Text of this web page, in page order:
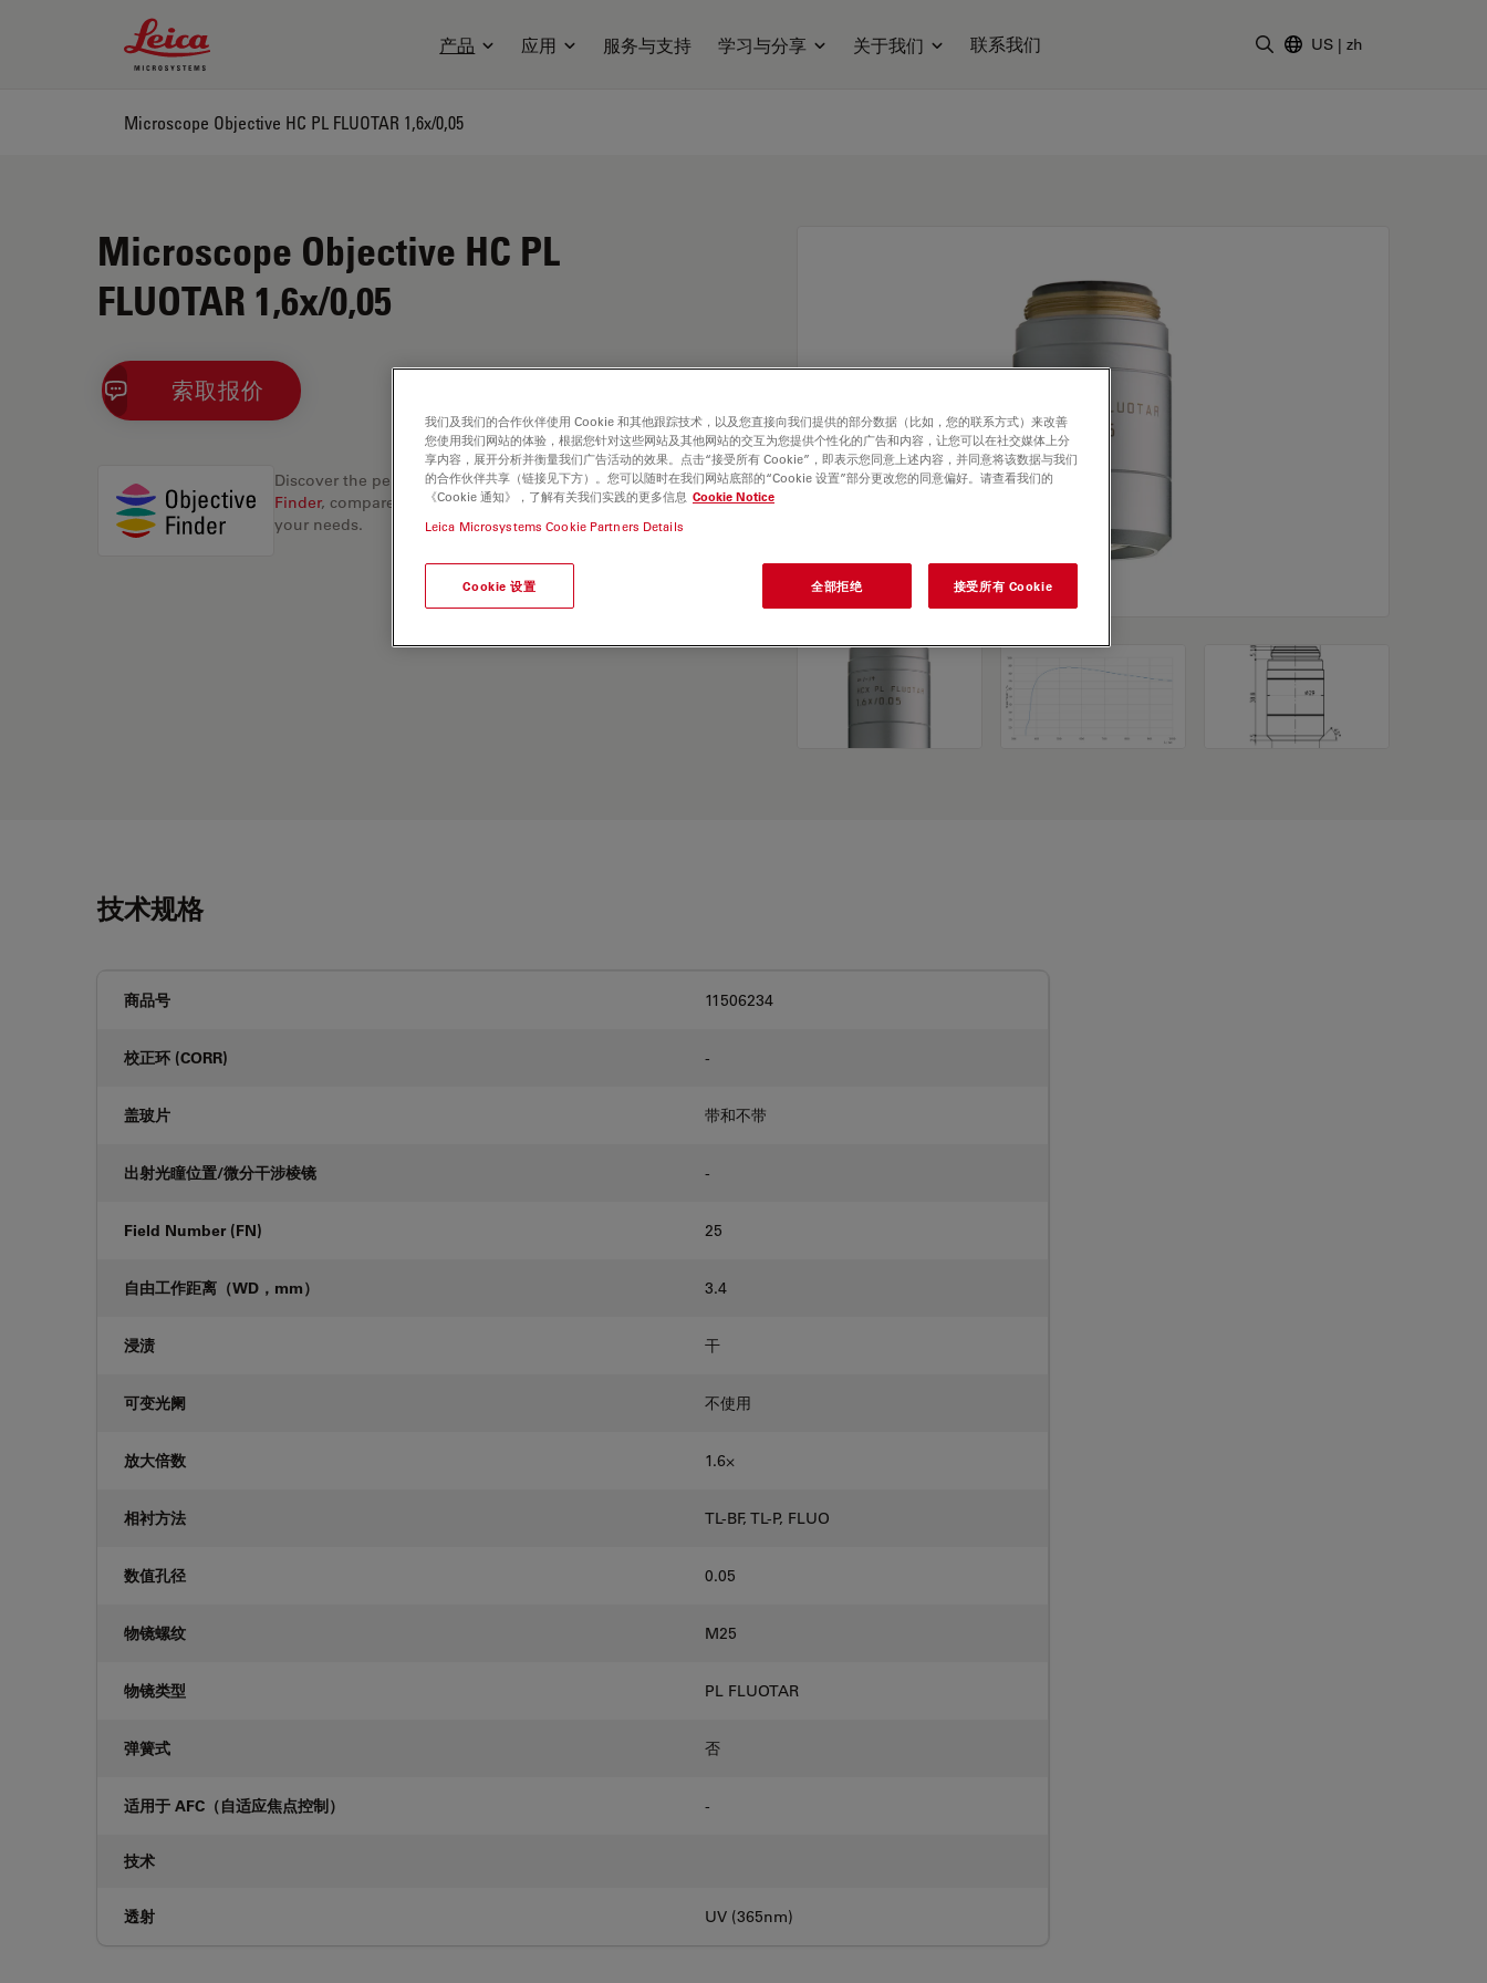
Leica Microsystems Logo
产品 应用 服务与支持 学习与分享 关于我们 联系我们 US | zh
Microscope Objective HC PL FLUOTAR 1,6x/0,05
Microscope Objective HC PL
FLUOTAR 1,6x/0,05
索取报价
Discover the perfect solution. Explore our Objective
Finder, compare alternatives, and find the best fit for
your needs.
技术规格
商品号 11506234
校正环 (CORR) -
盖玻片 带和不带
出射光瞳位置/微分干涉棱镜 -
Field Number (FN) 25
自由工作距离（WD，mm） 3.4
浸渍 干
可变光阑 不使用
放大倍数 1.6⨉
相衬方法 TL-BF, TL-P, FLUO
数值孔径 0.05
物镜螺纹 M25
物镜类型 PL FLUOTAR
弹簧式 否
适用于 AFC（自适应焦点控制） -
技术
透射 UV (365nm)
我们及我们的合作伙伴使用 Cookie 和其他跟踪技术，以及您直接向我们提供的部分数据（比如，您的联系方式）来改善
您使用我们网站的体验，根据您针对这些网站及其他网站的交互为您提供个性化的广告和内容，让您可以在社交媒体上分
享内容，展开分析并衡量我们广告活动的效果。点击“接受所有 Cookie”，即表示您同意上述内容，并同意将该数据与我们
的合作伙伴共享（链接见下方）。您可以随时在我们网站底部的“Cookie 设置”部分更改您的同意偏好。请查看我们的
《Cookie 通知》，了解有关我们实践的更多信息 Cookie Notice
Leica Microsystems Cookie Partners Details
Cookie 设置 全部拒绝 接受所有 Cookie